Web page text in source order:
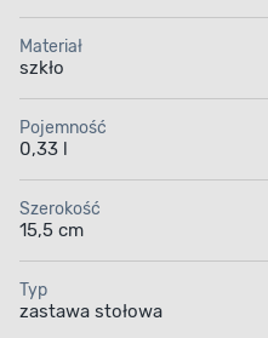
Materiał
szkło
Pojemność
0,33 l
Szerokość
15,5 cm
Typ
zastawa stołowa